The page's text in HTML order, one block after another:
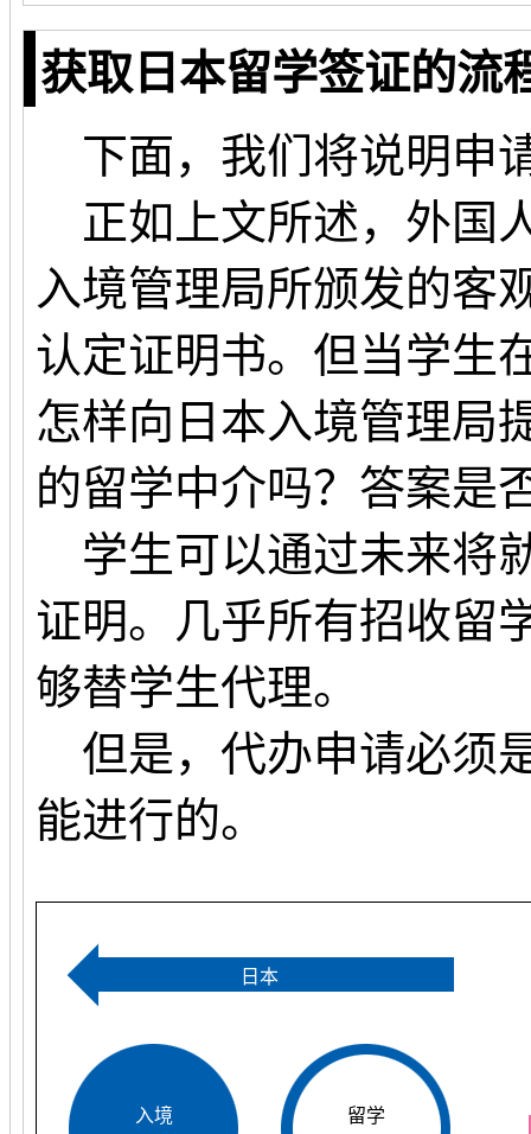
获取日本留学签证的流
下面，我们将说明申
正如上文所述，外国
入境管理局所颁发的
认定证明书。但当学生
怎样向日本入境管理局
的留学中介吗？答案是
学生可以通过未来将
证明。几乎所有招收留
够替学生代理。
但是，代办申请必须
能进行的。
日本
入境 留学